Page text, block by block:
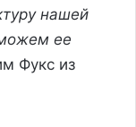
нашей
ее
Фукс из